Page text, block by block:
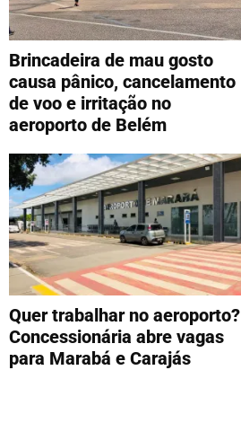
Brincadeira de mau gosto
causa pânico, cancelamento
de voo e irritação no
aeroporto de Belém
Quer trabalhar no aeroporto?
Concessionária abre vagas
para Marabá e Carajás